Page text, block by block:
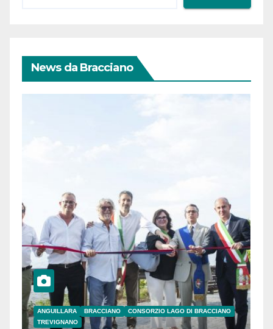
News da Bracciano
ANGUILLARA BRACCIANO
CONSORZIO LAGO DI BRACCIANO
TREVIGNANO